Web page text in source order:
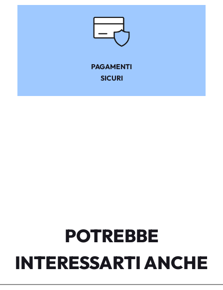
PAGAMENTI
SICURI
POTREBBE
INTERESSARTI ANCHE